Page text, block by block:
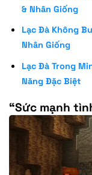
& Nhân Giống
Lạc Đà Không
Nhân Giống
Lạc Đà Trong
Năng Đặc Biệt
“Sức mạnh